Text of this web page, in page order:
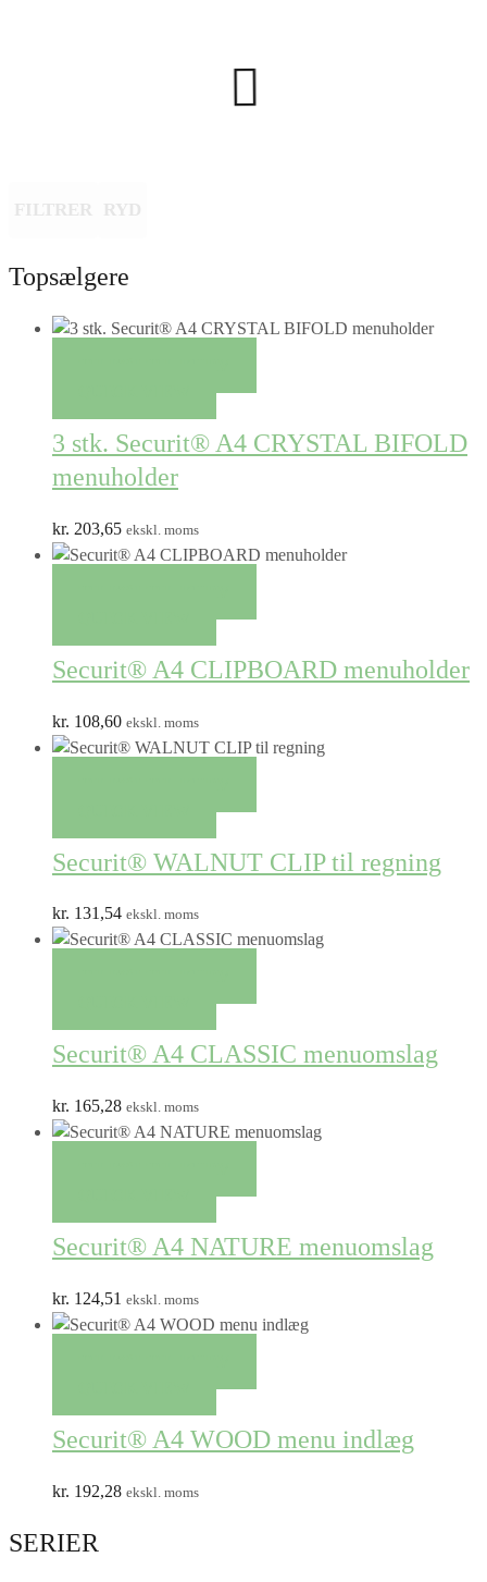
Topsælgere
3 stk. Securit® A4 CRYSTAL BIFOLD
menuholder
kr. 203,65 ekskl. moms
Securit® A4 CLIPBOARD menuholder
kr. 108,60 ekskl. moms
Securit® WALNUT CLIP til regning
kr. 131,54 ekskl. moms
Securit® A4 CLASSIC menuomslag
kr. 165,28 ekskl. moms
Securit® A4 NATURE menuomslag
kr. 124,51 ekskl. moms
Securit® A4 WOOD menu indlæg
kr. 192,28 ekskl. moms
SERIER